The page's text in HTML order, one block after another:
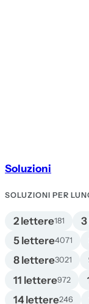
Soluzioni
SOLUZIONI PER
2 lettere181
5 lettere4071
8 lettere3021
11 lettere972
14 lettere246